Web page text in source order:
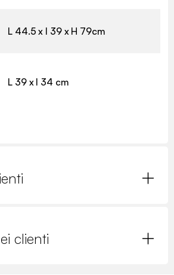
L 44.5 x l 39 x H 79cm
L 39 x l 34 cm
clienti